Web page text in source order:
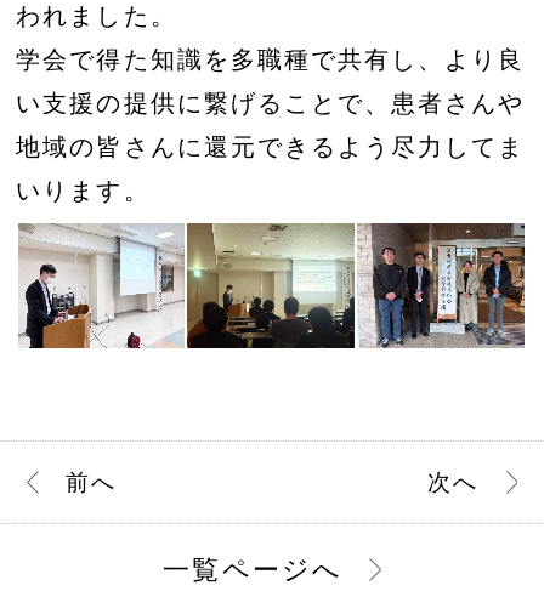
われました。
学会で得た知識を多職種で共有し、より良
い支援の提供に繋げることで、患者さんや
地域の皆さんに還元できるよう尽力してま
いります。
前へ 次へ
一覧ページへ